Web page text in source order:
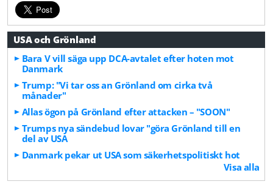
USA och Grönland
Bara V vill säga upp DCA-avtalet efter hoten mot
Danmark
Trump: "Vi tar oss an Grönland om cirka två
månader"
Allas ögon på Grönland efter attacken – "SOON"
Trumps nya sändebud lovar "göra Grönland till en
del av USA
Danmark pekar ut USA som säkerhetspolitiskt hot
Visa alla